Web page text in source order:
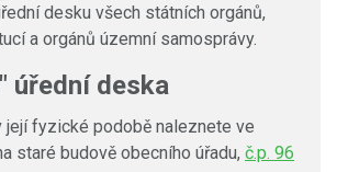
desku všech státních orgánů,
a orgánů územní samosprávy.
úřední deska
její fyzické podobě naleznete ve
staré budově obecního úřadu, č.p. 96